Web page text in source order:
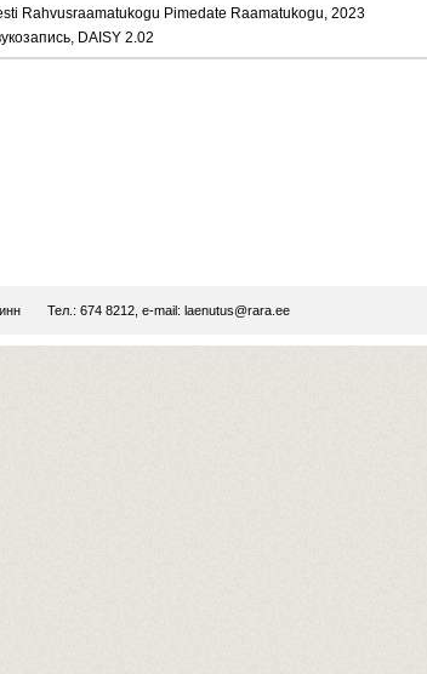
Rahvusraamatukogu Pimedate Raamatukogu, 2023
DAISY 2.02
Тел.: 674 8212, e-mail: laenutus@rara.ee